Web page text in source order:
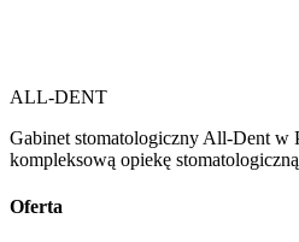
ALL-DENT
Gabinet stomatologiczny All-Dent w
kompleksową opiekę
Oferta